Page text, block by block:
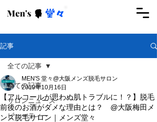
記事
全ての記事
サロンニュース
ビューティー
全ての記事
【アルコールが思わぬ肌トラブルに！？】脱毛
前後のお酒がダメな理由とは？ @大阪梅田メ
ンズ脱毛サロン｜メンズ堂々
MEN'S 堂々@大阪メンズ脱毛サロン
2019年10月16日